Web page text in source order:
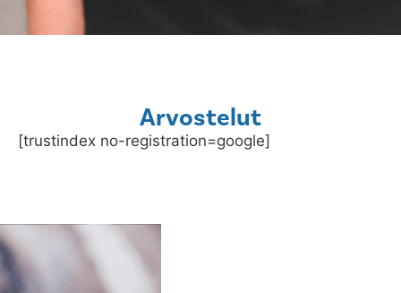
Arvostelut
[trustindex no-registration=google]